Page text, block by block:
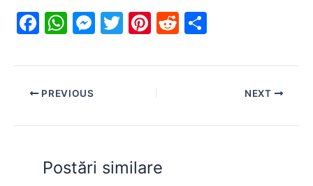
F
c
e
o
o
k
W
at
s
p
p
M
s
n
g
er
T
itt
Pi
er
e
R
d ar
PREVIOUS NEXT
Postări similare